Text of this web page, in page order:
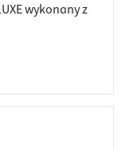
wykonany z